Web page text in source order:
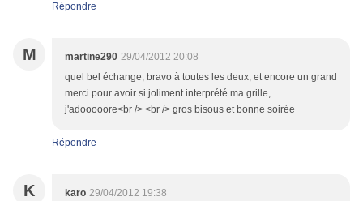
Répondre
M martine290 29/04/2012 20:08
quel bel échange, bravo à toutes les deux, et encore un grand
merci pour avoir si joliment interprété ma grille,
j'adooooore<br /> <br /> gros bisous et bonne soirée
Répondre
K karo 29/04/2012 19:38